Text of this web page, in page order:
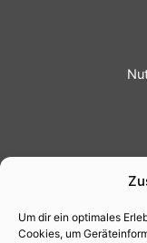
Um dir ein optimales
Cookies, um